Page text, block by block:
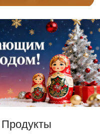
Продукты